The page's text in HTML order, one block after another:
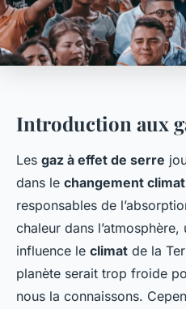
Introduction aux
Les gaz à effet de serre
dans le changement
responsables de
chaleur dans
influence le climat de la
planète serait trop froide
nous la connaissons.